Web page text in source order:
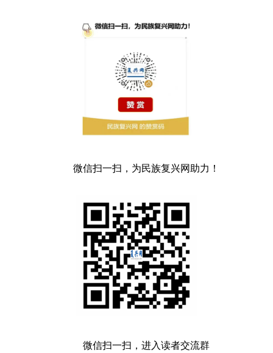
微信扫一扫，为民族复兴网助力！
微信扫一扫，进入读者交流群